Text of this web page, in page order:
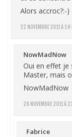
22 NOVEMBRE 2011 À 1
Alors accroc?:-)
NowMadNow
28 NOVEMBRE 2011 À
Oui en effet je
Master, mais
NowMadNow
Fabrice